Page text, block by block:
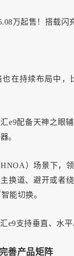
也在持续布局中，
e9配备天神之眼
。
）场景下，
换道、避开或者
能切换。
e9支持垂直、水
善产品矩阵